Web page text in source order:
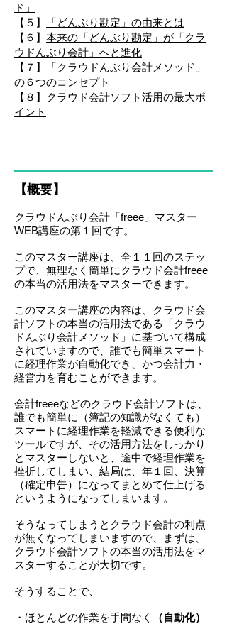
ド」
【５】
「どんぶり勘定」の由来とは
【６】 本来の「どんぶり勘定」が「クラ
ウドんぶり会計」へと進化
【７】
「クラウドんぶり会計メソッド」
の６つのコンセプト
【８】 クラウド会計ソフト活用の最大ポ
イント
【概要】
クラウドんぶり会計「freee」マスター
WEB講座の第１回です。
このマスター講座は、全１１回のステッ
プで、無理なく簡単にクラウド会計freee
の本当の活用法をマスターできます。
このマスター講座の内容は、クラウド会
計ソフトの本当の活用法である「クラウ
ドんぶり会計メソッド」に基づいて構成
されていますので、誰でも簡単スマート
に経理作業が自動化でき、かつ会計力・
経営力を育むことができます。
会計freeeなどのクラウド会計ソフトは、
誰でも簡単に（簿記の知識がなくても）
スマートに経理作業を軽減できる便利な
ツールですが、 その活用方法をしっかり
とマスターしないと、途中で経理作業を
挫折してしまい、結局は、年１回、決算
（確定申告）になってまとめて仕上げる
というようになってしまいます。
そうなってしまうとクラウド会計の利点
が無くなってしまいますので、まずは、
クラウド会計ソフトの本当の活用法をマ
スターすることが大切です。
そうすることで、
・ほとんどの作業を手間なく
（自動化）